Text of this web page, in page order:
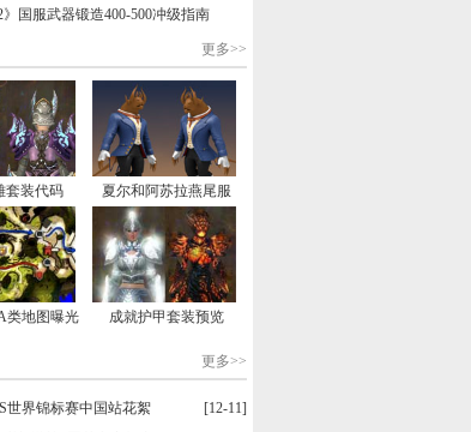
》国服武器锻造400-500冲级指南
更多>>
套装代码 夏尔和阿苏拉燕尾服
类地图曝光 成就护甲套装预览
更多>>
[12-11]
世界锦标赛中国站花絮